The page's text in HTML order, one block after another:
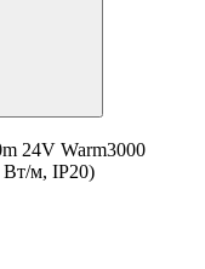
24V Warm3000
м, IP20)